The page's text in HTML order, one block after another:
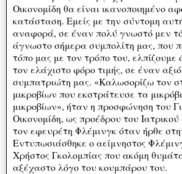
Οικονομίδη θα είναι ικανοποιημένο
κατάσταση. Εμείς με την σύντομη
αναφορά, σε έναν πολύ γνωστό μεν
άγνωστο σήμερα συμπολίτη μας, που
τόπο μας με τον τρόπο του, ελπίζουμε
τον ελάχιστο φόρο τιμής, σε έναν
συμπατριώτη μας. «Καλωσορίζω τον
μικροβίων που εκστράτευσε τα
μικροβίων», ήταν η προσφώνηση του
Οικονομίδη, ως προέδρου του
τον εφευρέτη Φλέμινγκ όταν ήρθε
Εντυπωσιάσθηκε ο αείμνηστος
Χρήστος Γκολομπίας που ακόμη
αξέχαστο λόγο του κουμπάρου του.